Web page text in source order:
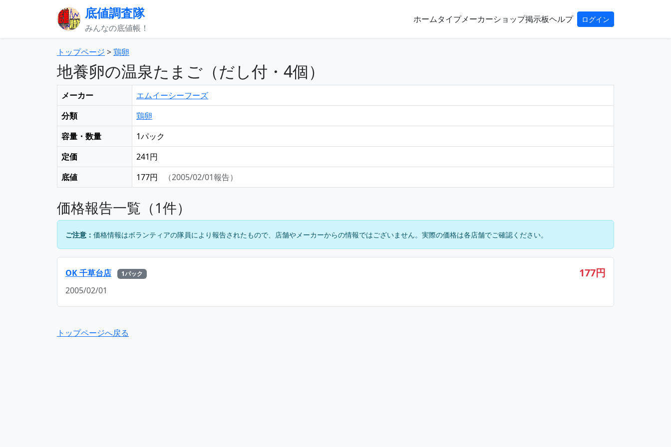
底値調査隊
みんなの底値帳！
ホームタイプメーカーショップ掲示板ヘルプ ログイン
トップページ >鶏卵
地養卵の温泉たまご（だし付・4個）
メーカー
エムイーシーフーズ
分類
鶏卵
容量・数量
1パック
定価
241円
底値
177円 （2005/02/01報告）
価格報告一覧（1件）
ご注意： 価格情報はボランティアの隊員により報告されたもので、店舗やメーカーからの情報ではございません。実際の価格は各店舗でご確認ください。
OK 千草台店 1パック 177円
2005/02/01
トップページへ戻る